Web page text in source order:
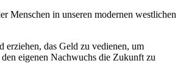
Menschen in unseren modernen westlichen
erziehen, das Geld zu vedienen, um
eigenen Nachwuchs die Zukunft zu